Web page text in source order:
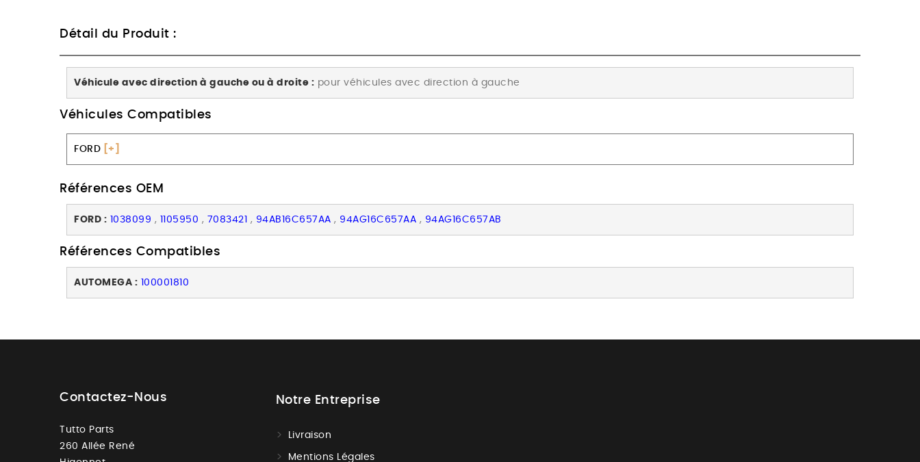
Détail du Produit :
Véhicule avec direction à gauche ou à droite : pour véhicules avec direction à gauche
Véhicules Compatibles
FORD [+]
Références OEM
FORD : 1038099 , 1105950 , 7083421 , 94AB16C657AA , 94AG16C657AA , 94AG16C657AB
Références Compatibles
AUTOMEGA : 100001810
Contactez-Nous
Tutto Parts
260 Allée René
Notre Entreprise
Livraison
Mentions Légales